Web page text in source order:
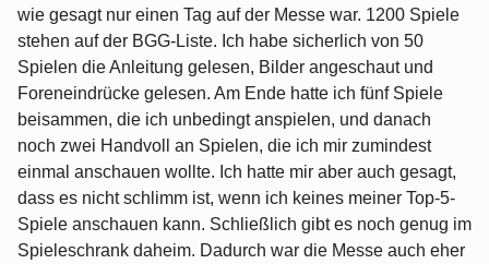
wie gesagt nur einen Tag auf der Messe war. 1200 Spiele
stehen auf der BGG-Liste. Ich habe sicherlich von 50
Spielen die Anleitung gelesen, Bilder angeschaut und
Foreneindrücke gelesen. Am Ende hatte ich fünf Spiele
beisammen, die ich unbedingt anspielen, und danach
noch zwei Handvoll an Spielen, die ich mir zumindest
einmal anschauen wollte. Ich hatte mir aber auch gesagt,
dass es nicht schlimm ist, wenn ich keines meiner Top-5-
Spiele anschauen kann. Schließlich gibt es noch genug im
Spieleschrank daheim. Dadurch war die Messe auch eher